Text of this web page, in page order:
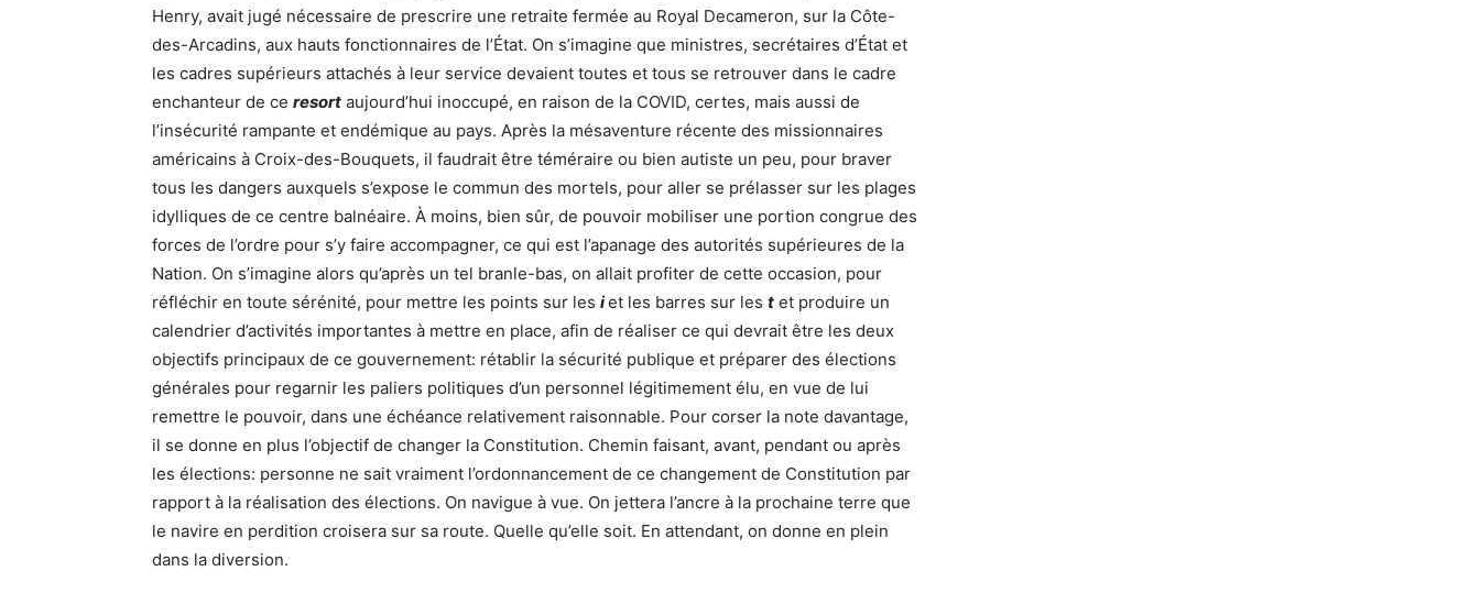
Henry, avait jugé nécessaire de prescrire une retraite fermée au Royal Decameron, sur la Côte-
des-Arcadins, aux hauts fonctionnaires de l’État. On s’imagine que ministres, secrétaires d’État et
les cadres supérieurs attachés à leur service devaient toutes et tous se retrouver dans le cadre
enchanteur de ce resort aujourd’hui inoccupé, en raison de la COVID, certes, mais aussi de
l’insécurité rampante et endémique au pays. Après la mésaventure récente des missionnaires
américains à Croix-des-Bouquets, il faudrait être téméraire ou bien autiste un peu, pour braver
tous les dangers auxquels s’expose le commun des mortels, pour aller se prélasser sur les plages
idylliques de ce centre balnéaire. À moins, bien sûr, de pouvoir mobiliser une portion congrue des
forces de l’ordre pour s’y faire accompagner, ce qui est l’apanage des autorités supérieures de la
Nation. On s’imagine alors qu’après un tel branle-bas, on allait profiter de cette occasion, pour
réfléchir en toute sérénité, pour mettre les points sur les iet les barres sur les t et produire un
calendrier d’activités importantes à mettre en place, afin de réaliser ce qui devrait être les deux
objectifs principaux de ce gouvernement: rétablir la sécurité publique et préparer des élections
générales pour regarnir les paliers politiques d’un personnel légitimement élu, en vue de lui
remettre le pouvoir, dans une échéance relativement raisonnable. Pour corser la note davantage,
il se donne en plus l’objectif de changer la Constitution. Chemin faisant, avant, pendant ou après
les élections: personne ne sait vraiment l’ordonnancement de ce changement de Constitution par
rapport à la réalisation des élections. On navigue à vue. On jettera l’ancre à la prochaine terre que
le navire en perdition croisera sur sa route. Quelle qu’elle soit. En attendant, on donne en plein
dans la diversion.